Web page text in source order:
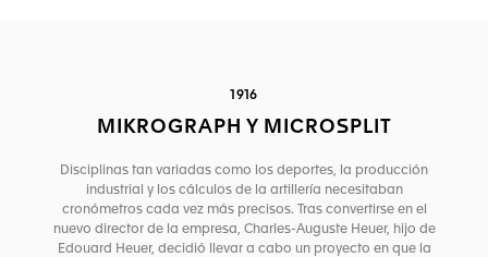
1916
MIKROGRAPH Y MICROSPLIT
Disciplinas tan variadas como los deportes, la producción
industrial y los cálculos de la artillería necesitaban
cronómetros cada vez más precisos. Tras convertirse en el
nuevo director de la empresa, Charles-Auguste Heuer, hijo de
Edouard Heuer, decidió llevar a cabo un proyecto en que la